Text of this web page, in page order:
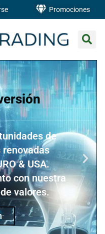
Promociones
de
& USA.
con nuestra
valores.